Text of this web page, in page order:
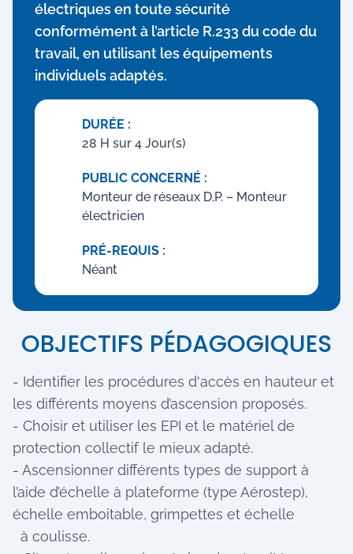
électriques en toute sécurité
conformément à l’article R.233 du code du
travail, en utilisant les équipements
individuels adaptés.
DURÉE :
28 H sur 4 Jour(s)
PUBLIC CONCERNÉ :
Monteur de réseaux D.P. – Monteur
électricien
PRÉ-REQUIS :
Néant
OBJECTIFS PÉDAGOGIQUES
- Identifier les procédures d'accès en hauteur et
les différents moyens d’ascension proposés.
- Choisir et utiliser les EPI et le matériel de
protection collectif le mieux adapté.
- Ascensionner différents types de support à
l’aide d’échelle à plateforme (type Aérostep),
échelle emboitable, grimpettes et échelle
à coulisse.